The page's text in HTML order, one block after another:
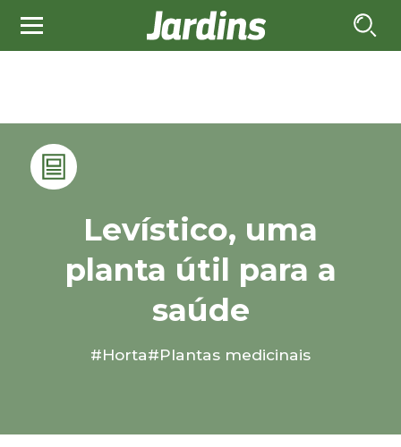
Levístico, uma
planta útil para a
saúde
#Horta#Plantas medicinais